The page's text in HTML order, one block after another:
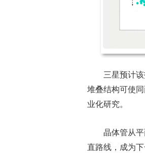
三星预计
堆叠结构可使
业化研究。
晶体管从
直路线，成为